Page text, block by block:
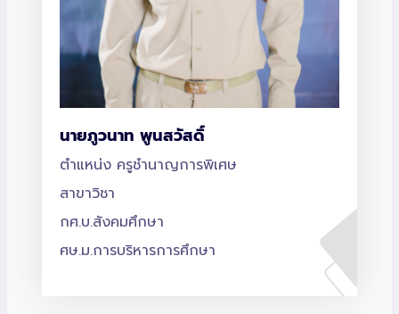
นายภูวนาท พูนสวัสดิ์
ตำแหน่ง ครูชำนาญการพิเศษ
สาขาวิชา
กศ.บ.สังคมศึกษา
ศษ.ม.การบริหารการศึกษา